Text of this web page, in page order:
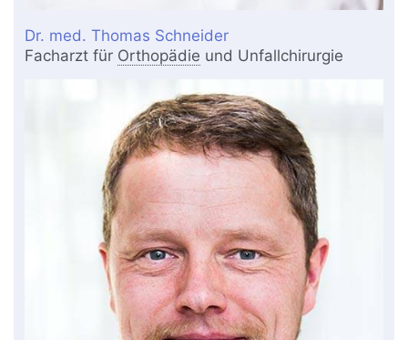
Dr. med. Thomas Schneider
Facharzt für Orthopädie und Unfallchirurgie